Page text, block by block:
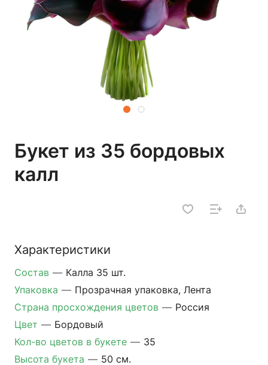
Букет из 35 бордовых
калл
Характеристики
Состав — Калла 35 шт.
Упаковка — Прозрачная упаковка, Лента
Страна просхождения цветов — Россия
Цвет — Бордовый
Кол-во цветов в букете — 35
Высота букета — 50 см.